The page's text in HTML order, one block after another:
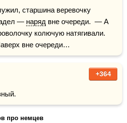
— наряд вне очереди.  — А
колючую натягивали.
вне очереди…
+364
про немцев